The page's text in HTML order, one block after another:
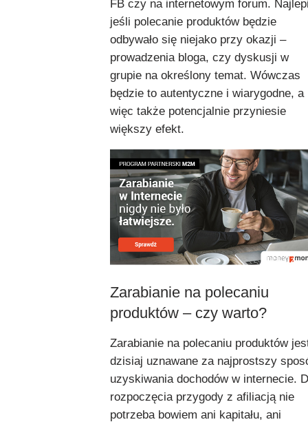
FB czy na internetowym forum.
jeśli polecanie produktów będzie
odbywało się niejako przy okazji –
prowadzenia bloga, czy dyskusji w
grupie na określony temat. Wówczas
będzie to autentyczne i wiarygodne, a
więc także potencjalnie przyniesie
większy efekt.
Zarabianie na polecaniu
produktów – czy warto?
Zarabianie na polecaniu produktów
dzisiaj uznawane za najprostszy
uzyskiwania dochodów w internecie.
rozpoczęcia przygody z afiliacją nie
potrzeba bowiem ani kapitału, ani